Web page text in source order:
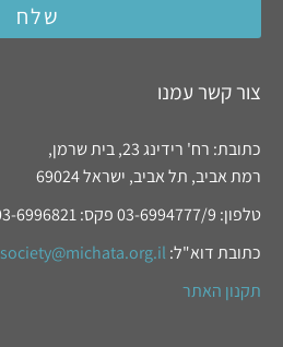
שלח
צור קשר עמנו
כתובת: רח' רידינג 23, בית שרמן,
רמת אביב, תל אביב, ישראל 69024
טלפון: 03-6994777/9 פקס: 03-6996821
כתובת דוא"ל: society@michata.org.il
תקנון האתר